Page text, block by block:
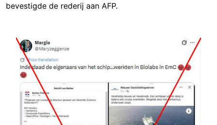
bevestigde de rederij aan AFP.
Image